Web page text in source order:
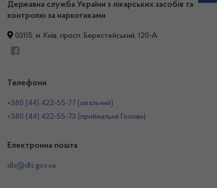
Державна служба України з лікарських засобів та
контролю за наркотиками
03115, м. Київ, просп. Берестейський, 120-А
Телефони
+380 (44) 422-55-77 (загальний)
+380 (44) 422-55-73 (приймальня Голови)
Електронна пошта
dls@dls.gov.ua